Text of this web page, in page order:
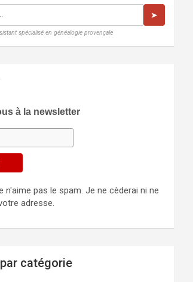
➤
spécialisé en généalogie provençale
à la newsletter
n'aime pas le spam. Je ne cèderai ni ne
adresse.
catégorie